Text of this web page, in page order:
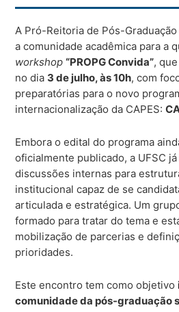
A Pró-Reitoria de Pós-Graduação
a comunidade acadêmica para a
workshop “PROPG Convida”,
no dia 3 de julho, às 10h, com
preparatórias para o novo
internacionalização da CAPES:
Embora o edital do programa
oficialmente publicado, a UFSC
discussões internas para
institucional capaz de se
articulada e estratégica. Um
formado para tratar do tema e
mobilização de parcerias e
prioridades.
Este encontro tem como objetivo
comunidade da pós-graduação